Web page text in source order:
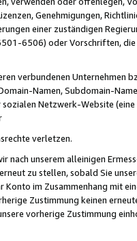
Genehmigungen,
einer zuständigen
6506) oder Vorschriften,
verbundenen Unternehmen
Namen, Subdomain-
Netzwerk-Website
verletzen.
nach unserem alleinigen
zu stellen, sobald Sie
Konto im Zusammenhang mit
Zustimmung keinen
vorherige Zustimmung